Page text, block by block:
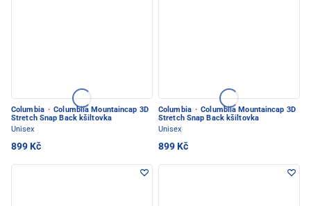
Columbia · Columbiia Mountaincap 3D
Stretch Snap Back kšiltovka
Unisex
899 Kč
Columbia · Columbiia Mountaincap 3D
Stretch Snap Back kšiltovka
Unisex
899 Kč